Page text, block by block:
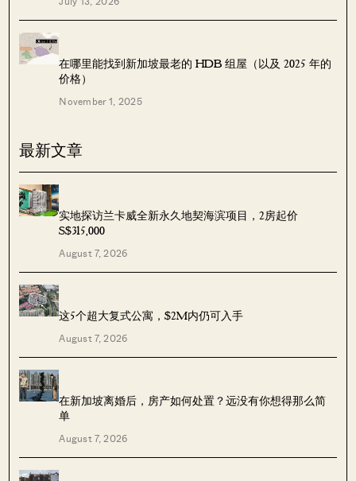
在哪里能找到新加坡最老的 HDB 组屋（以及 2025 年的
价格）
November 1, 2025
最新文章
实地探访兰卡威全新永久地契海滨项目，2房起价
S$315,000
August 7, 2026
这5个超大复式公寓，$2M内仍可入手
August 7, 2026
在新加坡离婚后，房产如何处置？远没有你想得那么简
单
August 7, 2026